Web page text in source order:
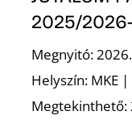
2025/
Megnyitó:
Helyszín: MKE
Megtekinthető: